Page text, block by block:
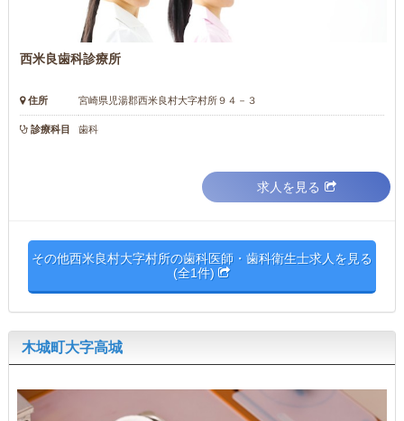
西米良歯科診療所
住所 宮崎県児湯郡西米良村大字村所９４－３
診療科目 歯科
求人を見る
その他西米良村大字村所の歯科医師・歯科衛生士求人を見る
(全1件)
木城町大字高城